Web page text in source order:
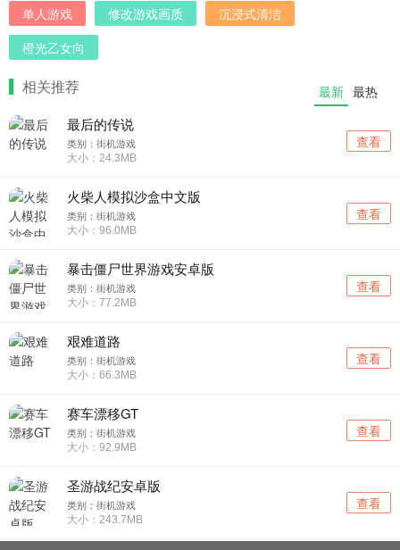
单人游戏
修改游戏画质
沉浸式清洁
橙光乙女向
相关推荐 最新 最热
最后的传说
类别：街机游戏
大小：24.3MB
查看
火柴人模拟沙盒中文版
类别：街机游戏
大小：96.0MB
查看
暴击僵尸世界游戏安卓版
类别：街机游戏
大小：77.2MB
查看
艰难道路
类别：街机游戏
大小：66.3MB
查看
赛车漂移GT
类别：街机游戏
大小：92.9MB
查看
圣游战纪安卓版
类别：街机游戏
大小：243.7MB
查看